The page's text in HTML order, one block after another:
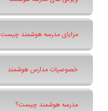
مزایای مدرسه هوشمند چیست
خصوصیات مدارس هوشمند
مدرسه هوشمند چیست؟